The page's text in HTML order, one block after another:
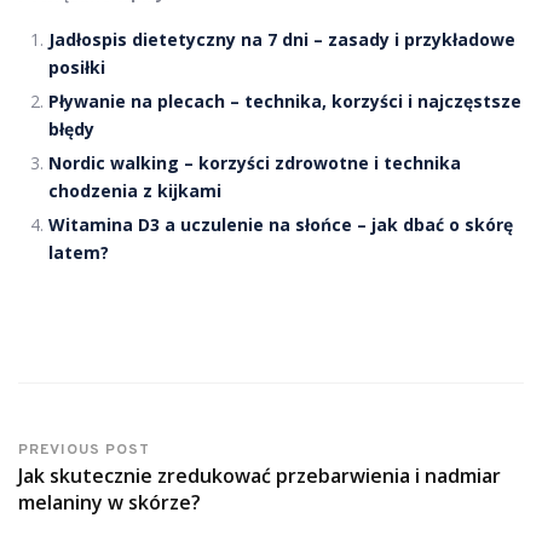
Jadłospis dietetyczny na 7 dni – zasady i przykładowe
posiłki
Pływanie na plecach – technika, korzyści i najczęstsze
błędy
Nordic walking – korzyści zdrowotne i technika
chodzenia z kijkami
Witamina D3 a uczulenie na słońce – jak dbać o skórę
latem?
PREVIOUS POST
Jak skutecznie zredukować przebarwienia i nadmiar
melaniny w skórze?